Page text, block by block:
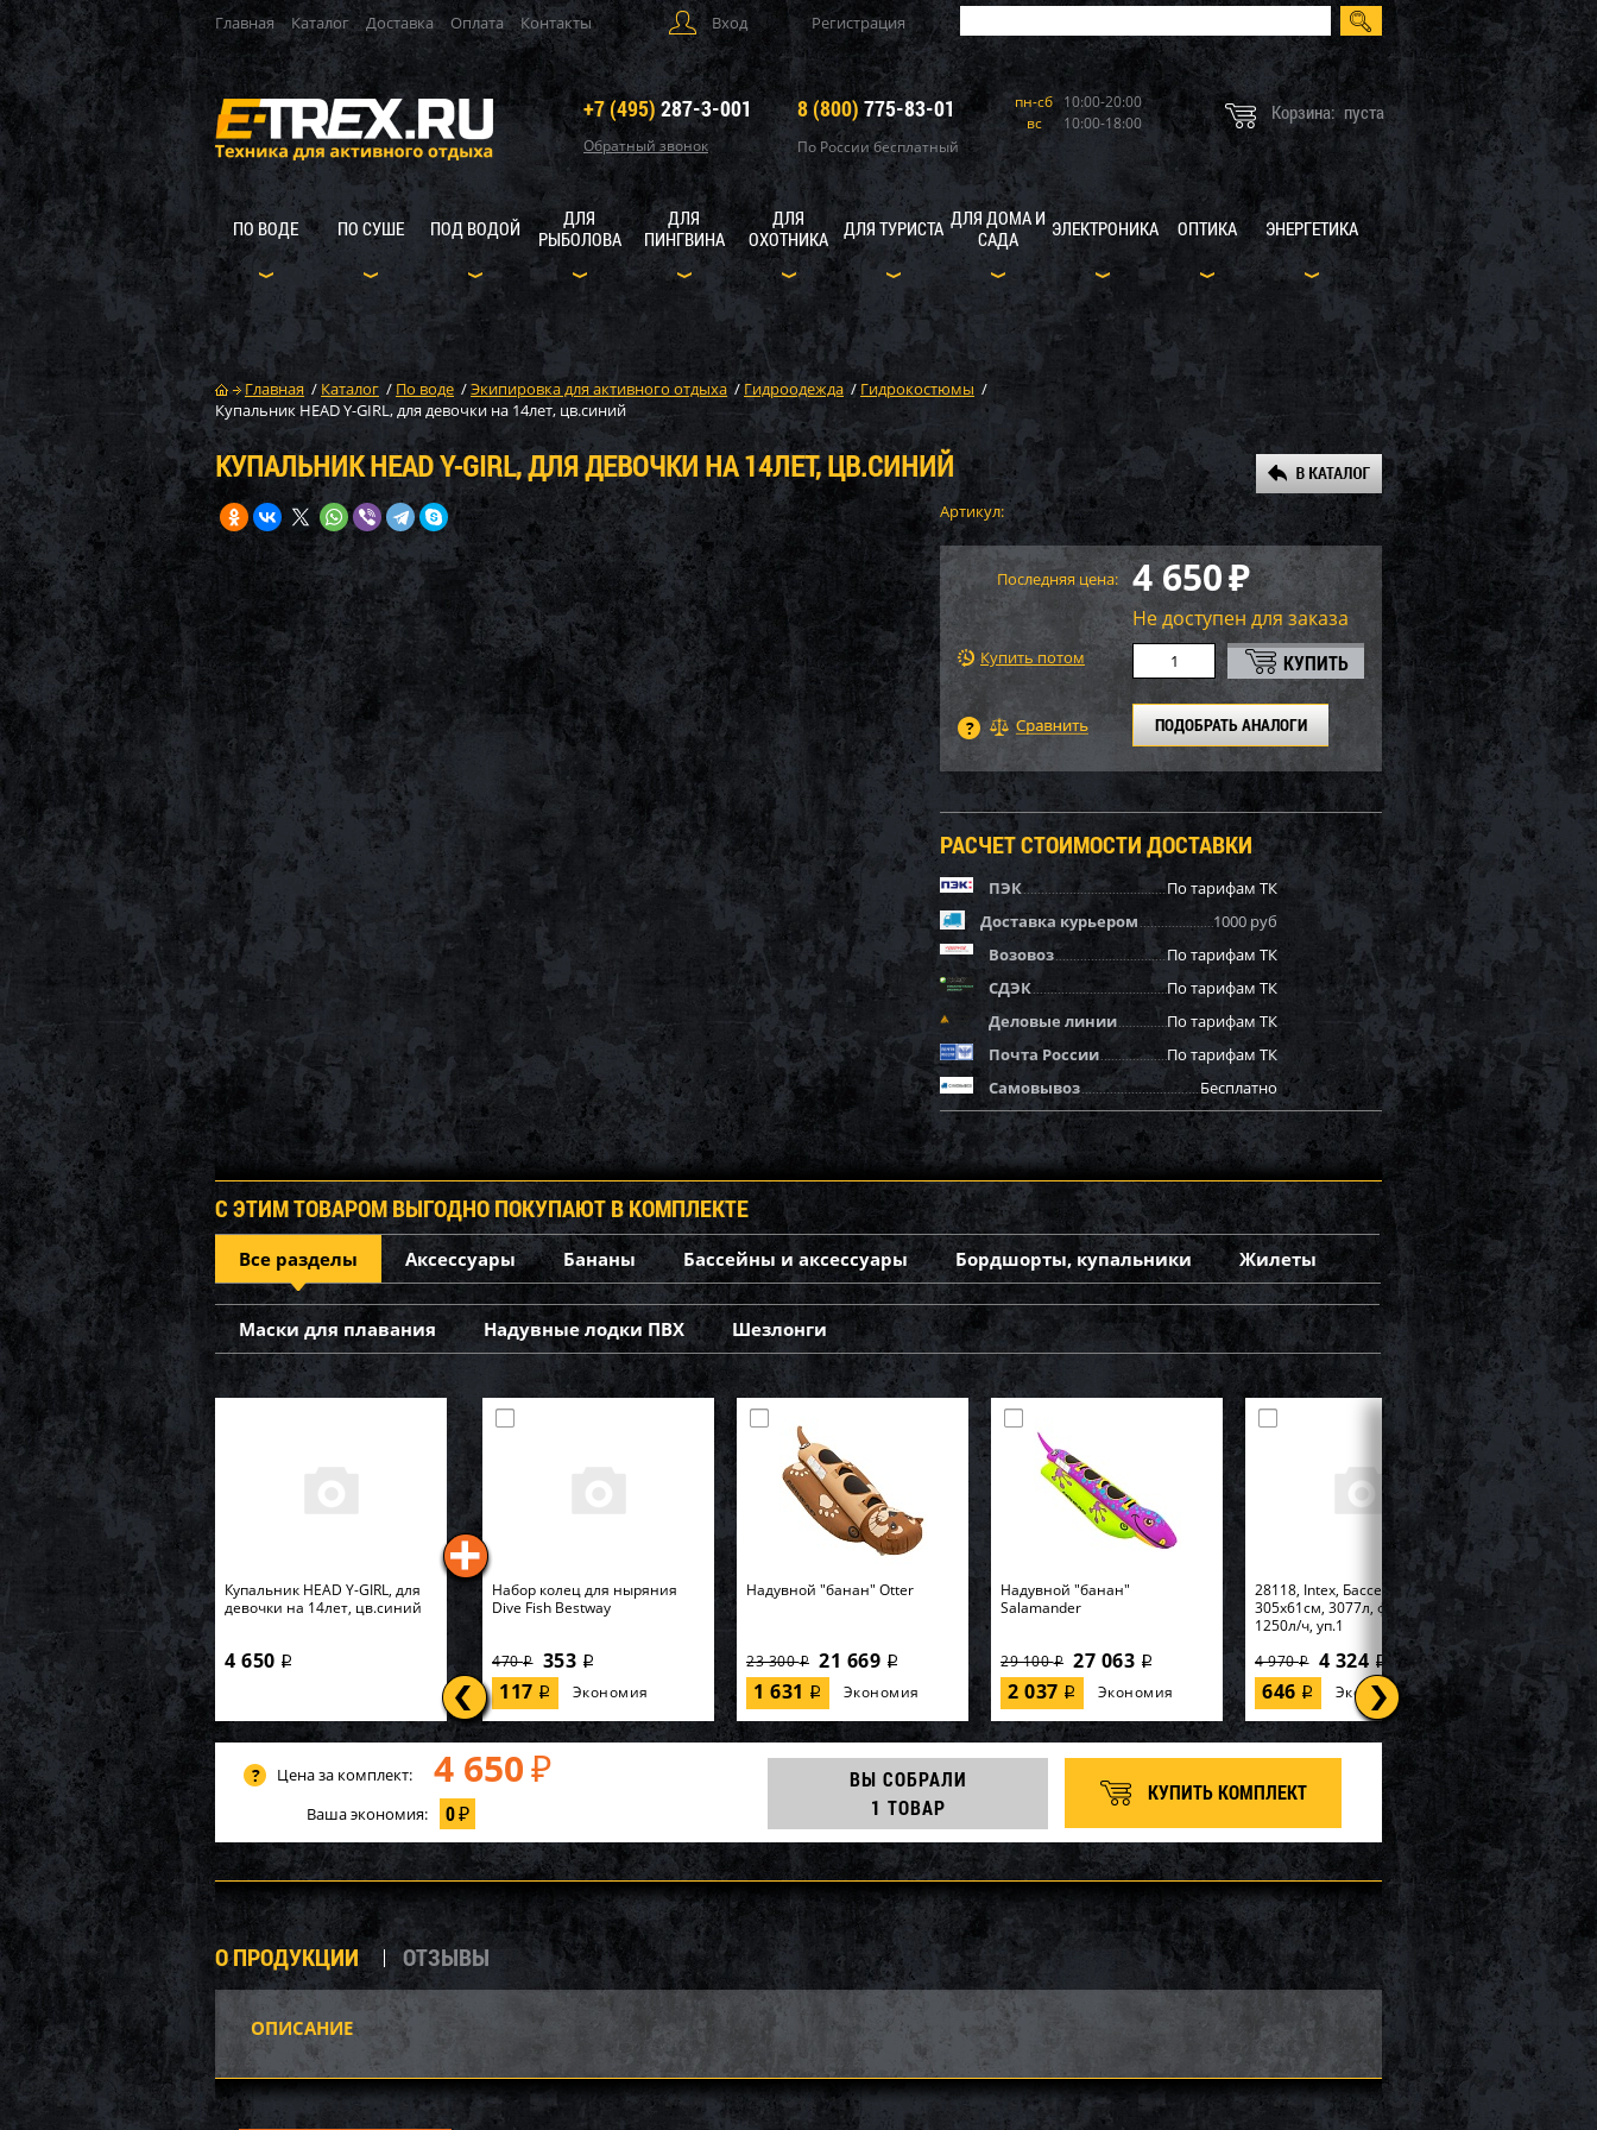
Главная Каталог Доставка Оплата Контакты Вход Регистрация
+7 (495) 287-3-001
Обратный звонок
8 (800) 775-83-01
По России бесплатный
пн-сб 10:00-20:00
вс
10:00-18:00 Корзина: пуста
ПО ВОДЕ ПО СУШЕ ПОД ВОДОЙ
ДЛЯ
РЫБОЛОВА
ДЛЯ
ПИНГВИНА
ДЛЯ
ОХОТНИКА
ДЛЯ ТУРИСТА ДЛЯ ДОМА И
САДА
ЭЛЕКТРОНИКА ОПТИКА ЭНЕРГЕТИКА
Главная / Каталог / По воде /Экипировка для активного отдыха / Гидроодежда / Гидрокостюмы /
Купальник HEAD Y-GIRL, для девочки на 14лет, цв.синий
КУПАЛЬНИК HEAD Y-GIRL, ДЛЯ ДЕВОЧКИ НА 14ЛЕТ, ЦВ.СИНИЙ
Артикул:
Последняя цена: 4 650₽
Не доступен для заказа
Купить потом
ПОДОБРАТЬ АНАЛОГИ
РАСЧЕТ СТОИМОСТИ ДОСТАВКИ
ПЭК
По тарифам ТК
Доставка курьером
1000 руб
Возовоз
По тарифам ТК
СДЭК
По тарифам ТК
Деловые линии
По тарифам ТК
Почта России
По тарифам ТК
Самовывоз
Бесплатно
С ЭТИМ ТОВАРОМ ВЫГОДНО ПОКУПАЮТ В КОМПЛЕКТЕ
Все разделы Аксессуары Бананы Бассейны и аксессуары Бордшорты, купальники Жилеты
Маски для плавания Надувные лодки ПВХ Шезлонги
Купальник HEAD Y-GIRL, для
девочки на 14лет, цв.синий
4 650 i
Набор колец для ныряния
Dive Fish Bestway
470i 353 i
117 i Экономия
Надувной "банан" Otter
23 300i 21 669 i
1 631 i Экономия
Надувной "банан"
Salamander
29 100i 27 063 i
2 037 i Экономия
28118, Intex, Бассейн Easy Set
305х61см, 3077л, фил.-насос
1250л/ч, уп.1
4 970i 4 324 i
646 i Экономия
Каркасный бассейн
549х132см, 26646л...
AQ25186, KOKIDO, Уборочный
комплект Kokido Classic
K267WBX 7 аксессуаров, уп.1
6 900
i 6 210
64902, Intex, Надувная
"Premaire Elevated" встр.нас...
9 000
8 100
56595, Intex, Набор для игры
170х170х185см "Горилла" с
разбрызгивателем, уп.2
6 660
Цена за комплект: 4 650 ₽
Ваша экономия: 0₽
ВЫ СОБРАЛИ
1 ТОВАР
КУПИТЬ КОМПЛЕКТ
О ПРОДУКЦИИ ОТЗЫВЫ
ОПИСАНИЕ